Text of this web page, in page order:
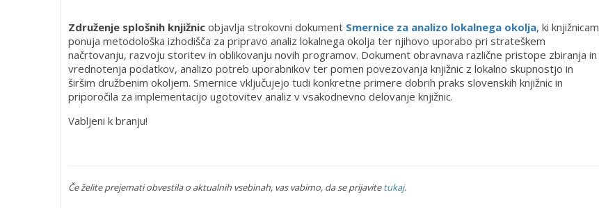
Združenje splošnih knjižnic objavlja strokovni dokument Smernice za analizo lokalnega okolja, ki knjižnicam
ponuja metodološka izhodišča za pripravo analiz lokalnega okolja ter njihovo uporabo pri strateškem
načrtovanju, razvoju storitev in oblikovanju novih programov. Dokument obravnava različne pristope zbiranja in
vrednotenja podatkov, analizo potreb uporabnikov ter pomen povezovanja knjižnic z lokalno skupnostjo in
širšim družbenim okoljem. Smernice vključujejo tudi konkretne primere dobrih praks slovenskih knjižnic in
priporočila za implementacijo ugotovitev analiz v vsakodnevno delovanje knjižnic.
Vabljeni k branju!
Če želite prejemati obvestila o aktualnih vsebinah, vas vabimo, da se prijavitetukaj.